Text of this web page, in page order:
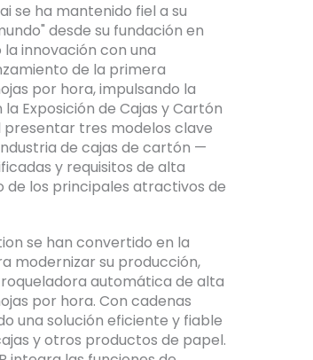
se ha mantenido fiel a su
desde su fundación en
innovación con una
de la primera
por hora, impulsando la
Exposición de Cajas y Cartón
tres modelos clave
de cajas de cartón —
y requisitos de alta
los principales atractivos de
se han convertido en la
modernizar su producción,
automática de alta
por hora. Con cadenas
una solución eficiente y fiable
y otros productos de papel.